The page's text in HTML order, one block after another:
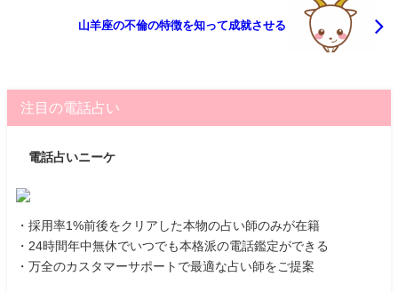
山羊座の不倫の特徴を知って成就させる
注目の電話占い
電話占いニーケ
・採用率1%前後をクリアした本物の占い師のみが在籍
・24時間年中無休でいつでも本格派の電話鑑定ができる
・万全のカスタマーサポートで最適な占い師をご提案